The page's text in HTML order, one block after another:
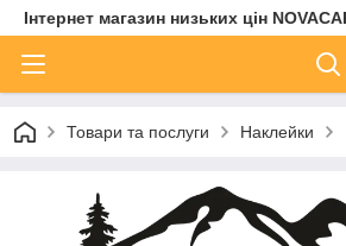
Інтернет магазин низьких цін
Товари та послуги Наклейки